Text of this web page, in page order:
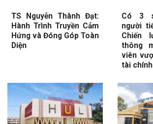
TS Nguyễn Thành Đạt:
Hành Trình Truyền Cảm
Hứng và Đóng Góp Toàn
Diện
Có 3
người
Chiến
thông
viên
tài chính